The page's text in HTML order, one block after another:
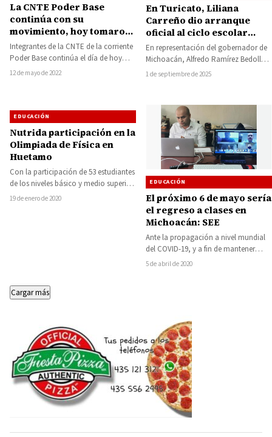
La CNTE Poder Base
continúa con su
movimiento, hoy tomaron
el Centro Integral de
Servicios Huetamo
Integrantes de la CNTE de la corriente
Poder Base continúa el día de hoy
con sus protestas en…
12 de mayo de 2022
En Turicato, Liliana
Carreño dio arranque
oficial al ciclo escolar
2025–2026
En representación del gobernador de
Michoacán, Alfredo Ramírez Bedolla,
la directora general del Instituto
1 de septiembre de 2025
EDUCACIÓN
Nutrida participación en la
Olimpiada de Física en
Huetamo
Con la participación de 53 estudiantes
de los niveles básico y medio superior
de instituciones de Huetamo y…
19 de enero de 2020
EDUCACIÓN
El próximo 6 de mayo sería
el regreso a clases en
Michoacán: SEE
Ante la propagación a nivel mundial
del COVID-19, y a fin de mantener
comunicación para preservar la
5 de abril de 2020
Cargar más